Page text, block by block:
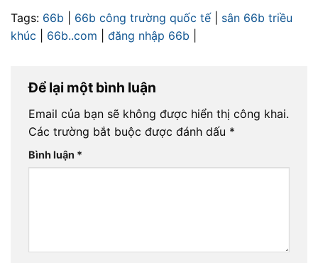
Tags: 66b 66b công trường quốc tế| sân 66b triều
khúc
66b..com đăng nhập 66b
Để lại một bình luận
Email của bạn sẽ không được hiển thị công khai.
Các trường bắt buộc được đánh dấu *
Bình luận *